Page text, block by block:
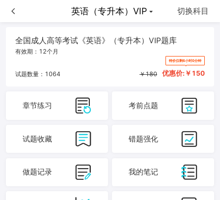
英语（专升本）VIP 切换科目
英语（专升本）VIP
全国成人高等考试《英语》（专升本）VIP题库
有效期： 12个月
试题数量： 1064 ￥180
特价仅剩6小时0分钟
优惠价:￥ 150
章节练习 考前点题
试题收藏 错题强化
做题记录 我的笔记